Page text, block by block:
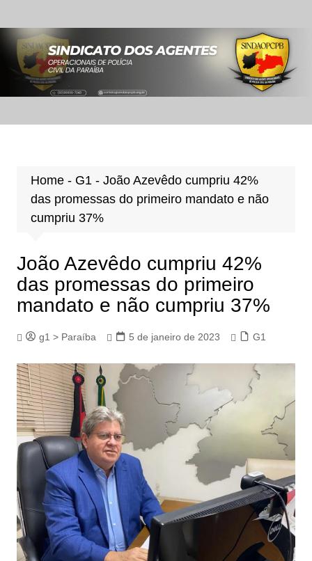
para
conteúdo
Home- G1 - João Azevêdo cumpriu 42%
das promessas do primeiro mandato e não
cumpriu 37%
João Azevêdo cumpriu 42%
das promessas do primeiro
mandato e não cumpriu 37%
g1 > Paraíba 5 de janeiro de 2023 G1